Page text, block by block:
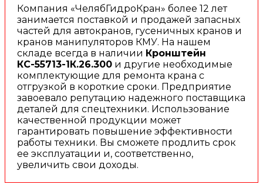
Компания «ЧелябГидроКран» более 12 лет
занимается поставкой и продажей запасных
частей для автокранов, гусеничных кранов и
кранов манипуляторов КМУ. На нашем
складе всегда в наличии Кронштейн
КС-55713-1К.26.300 и другие необходимые
комплектующие для ремонта крана с
отгрузкой в короткие сроки. Предприятие
завоевало репутацию надежного поставщика
деталей для спецтехники. Использование
качественной продукции может
гарантировать повышение эффективности
работы техники. Вы сможете продлить срок
ее эксплуатации и, соответственно,
увеличить свои доходы.